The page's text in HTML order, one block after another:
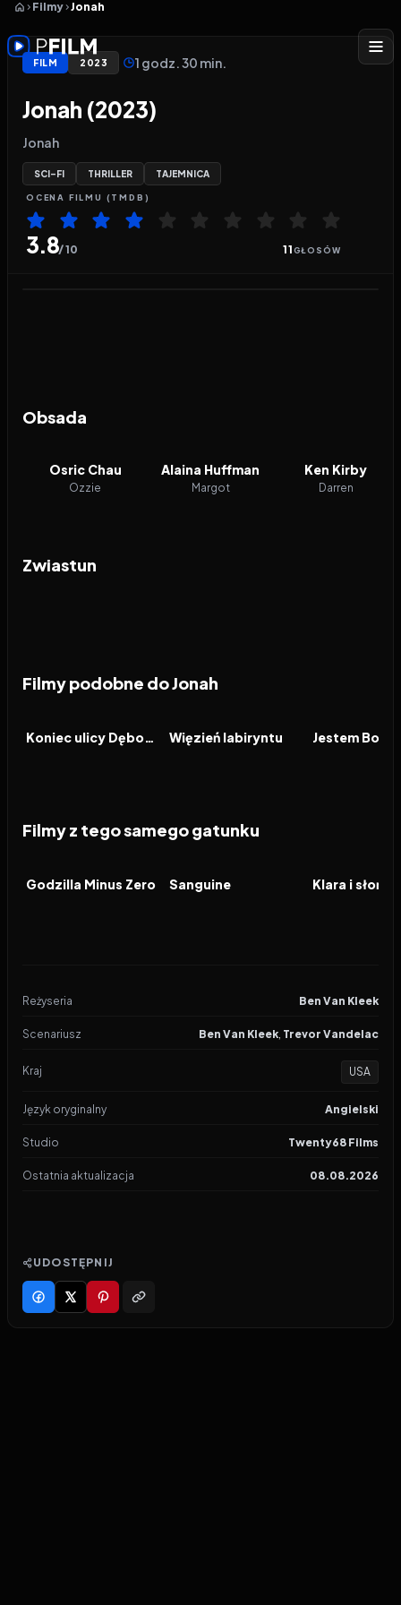
Filmy Jonah
FILM 2023 1 godz. 30 min.
Jonah (2023)
Jonah
SCI-FI THRILLER TAJEMNICA
OCENA FILMU (TMDB)
3.8/ 10 11GŁOSÓW
Obsada
Osric Chau
Ozzie
Alaina Huffman
Margot
Ken Kirby
Darren
Zwiastun
Filmy podobne do Jonah
FILM Koniec ulicy Dębowej FILM
Więzień labiryntu FILM
Jestem
Filmy z tego samego gatunku
FILM
Godzilla Minus Zero FILM
Sanguine FILM
Klara i słońce
Reżyseria Ben Van Kleek
Scenariusz Ben Van Kleek, Trevor Vandelac
Kraj USA
Język oryginalny Angielski
Studio Twenty68 Films
Ostatnia aktualizacja 08.08.2026
UDOSTĘPNIJ